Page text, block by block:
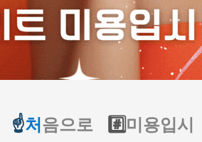
☝️처 음으로 #️⃣ 미용입시